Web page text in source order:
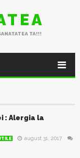
TA!!!
: Alergia la
august 31, 2017